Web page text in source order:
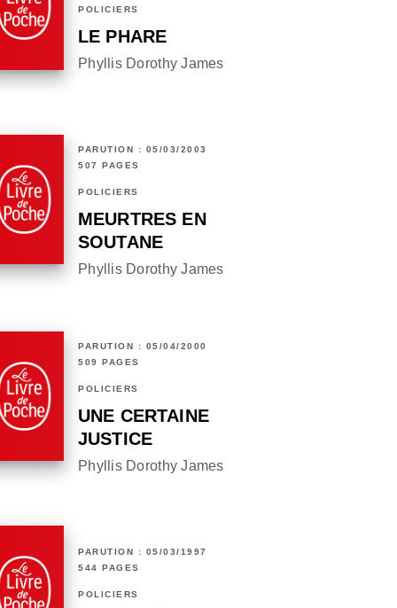
POLICIERS
LE PHARE
Phyllis Dorothy James
PARUTION : 05/03/2003
507 PAGES
POLICIERS
MEURTRES EN
SOUTANE
Phyllis Dorothy James
PARUTION : 05/04/2000
509 PAGES
POLICIERS
UNE CERTAINE
JUSTICE
Phyllis Dorothy James
PARUTION : 05/03/1997
544 PAGES
POLICIERS